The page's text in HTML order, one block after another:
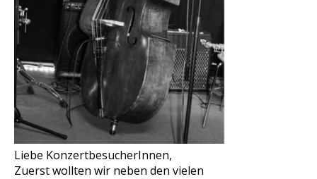
Liebe KonzertbesucherInnen,
Zuerst wollten wir neben den vielen